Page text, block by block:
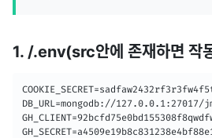
1. /.env(src안에 존재하면 작
DB_URL=mongodb://127.0.0.1:27017/